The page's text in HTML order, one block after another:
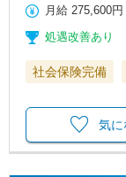
月給 275,600円
処遇改善あり
社会保険完備
気に